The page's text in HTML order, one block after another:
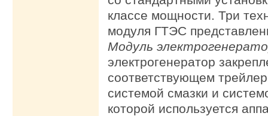
классе мощности. Три
модуля ГТЭС
Модуль
электрогенератор
соответствующем
системой смазки и
которой используется